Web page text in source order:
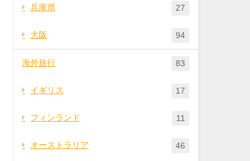
兵庫県 27
大阪 94
海外旅行 83
イギリス 17
フィンランド 11
オーストラリア 46